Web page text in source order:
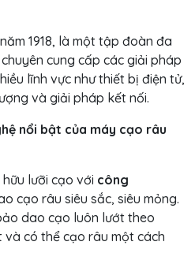
1918, là một tập đoàn đa
cung cấp các giải pháp
lĩnh vực như thiết bị điện tử,
và giải pháp kết nối.
nổi bật của máy cạo râu
lưỡi cạo với công
cạo râu siêu sắc, siêu mỏng.
dao cạo luôn lướt theo
có thể cạo râu một cách